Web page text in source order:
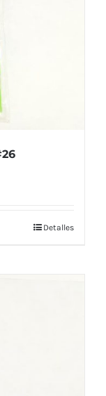
Detalles